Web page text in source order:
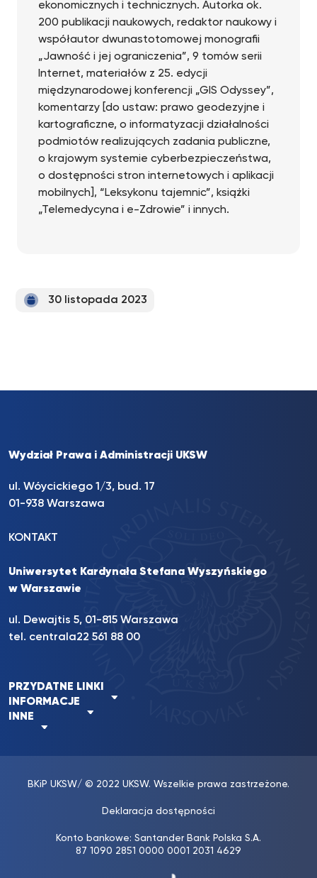
ekonomicznych i technicznych. Autorka ok.
200 publikacji naukowych, redaktor naukowy i
współautor dwunastotomowej monografii
„Jawność i jej ograniczenia”, 9 tomów serii
Internet, materiałów z 25. edycji
międzynarodowej konferencji „GIS Odyssey”,
komentarzy [do ustaw: prawo geodezyjne i
kartograficzne, o informatyzacji działalności
podmiotów realizujących zadania publiczne,
o krajowym systemie cyberbezpieczeństwa,
o dostępności stron internetowych i aplikacji
mobilnych], “Leksykonu tajemnic”, książki
„Telemedycyna i e-Zdrowie” i innych.
30 listopada 2023
Wydział Prawa i Administracji UKSW
ul. Wóycickiego 1/3, bud. 17
01-938 Warszawa
KONTAKT
Uniwersytet Kardynała Stefana Wyszyńskiego
w Warszawie
ul. Dewajtis 5, 01-815 Warszawa
tel. centrala22 561 88 00
PRZYDATNE LINKI
INFORMACJE
INNE
BKiP UKSW/ © 2022 UKSW. Wszelkie prawa zastrzeżone.
Deklaracja dostępności
Konto bankowe: Santander Bank Polska S.A.
87 1090 2851 0000 0001 2031 4629